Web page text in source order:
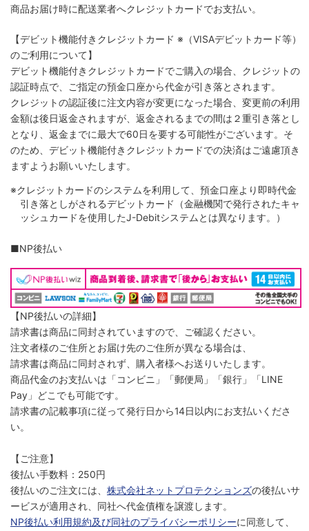
商品お届け時に配送業者へクレジットカードでお支払い。
【デビット機能付きクレジットカード ※（VISAデビットカード等）
のご利用について】
デビット機能付きクレジットカードでご購入の場合、クレジットの
認証時点で、ご指定の預金口座から代金が引き落とされます。
クレジットの認証後に注文内容が変更になった場合、変更前の利用
金額は後日返金されますが、返金されるまでの間は２重引き落とし
となり、返金までに最大で60日を要する可能性がございます。そ
のため、デビット機能付きクレジットカードでの決済はご遠慮頂き
ますようお願いいたします。
※クレジットカードのシステムを利用して、預金口座より即時代金
引き落としがされるデビットカード（金融機関で発行されたキャ
ッシュカードを使用したJ-Debitシステムとは異なります。）
■NP後払い
【NP後払いの詳細】
請求書は商品に同封されていますので、ご確認ください。
注文者様のご住所とお届け先のご住所が異なる場合は、
請求書は商品に同封されず、購入者様へお送りいたします。
商品代金のお支払いは「コンビニ」「郵便局」「銀行」「LINE
Pay」どこでも可能です。
請求書の記載事項に従って発行日から14日以内にお支払いくださ
い。
【ご注意】
後払い手数料：250円
後払いのご注文には、 株式会社ネットプロテクションズの後払いサ
ービスが適用され、同社へ代金債権を譲渡します。
NP後払い利用規約及び同社のプライバシーポリシーに同意して、